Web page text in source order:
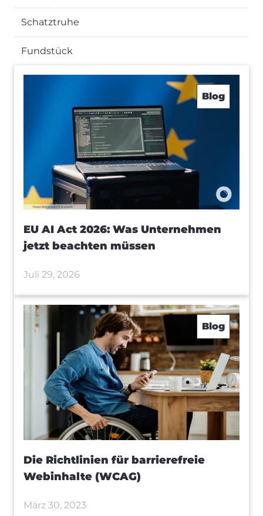
Schatztruhe
Fundstück
Blog
EU AI Act 2026: Was Unternehmen
jetzt beachten müssen
Juli 29, 2026
Blog
Die Richtlinien für barrierefreie
Webinhalte (WCAG)
März 30, 2023